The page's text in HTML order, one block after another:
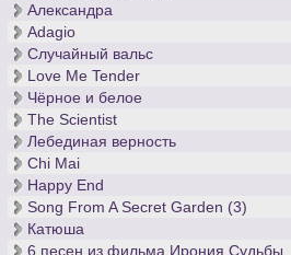
Александра
Adagio
Случайный вальс
Love Me Tender
Чёрное и белое
The Scientist
Лебединая верность
Chi Mai
Happy End
Song From A Secret Garden (3)
Катюша
6 песен из фильма Ирония Судьбы